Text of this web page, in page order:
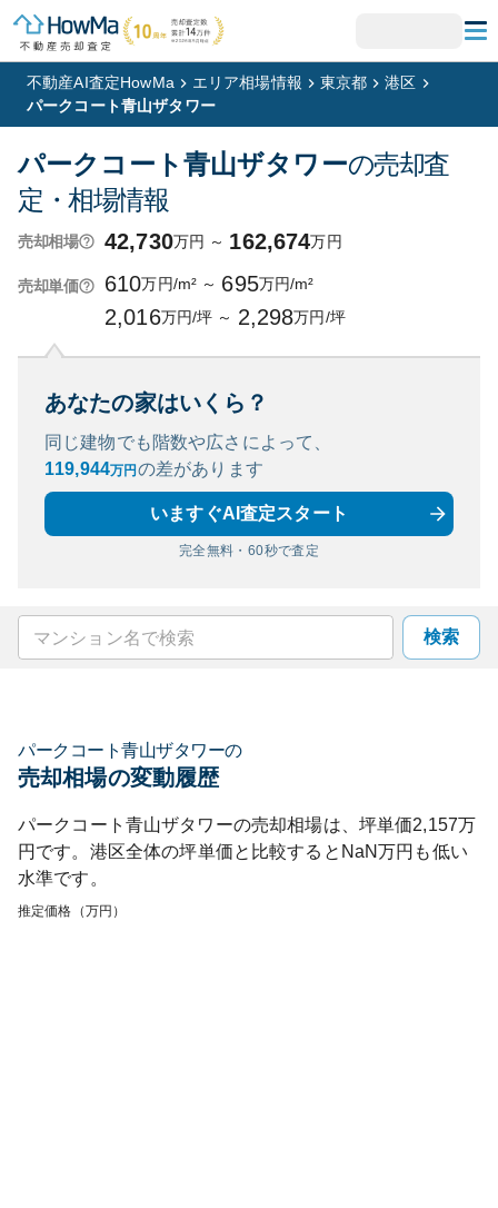
不動産AI査定HowMa エリア相場情報 東京都
港区
パークコート青山ザタワー
パークコート青山ザタワーの売却査
定・相場情報
売却相場 42,730万円 ～ 162,674万円
売却単価 610万円/m² ～ 695万円/m²
2,016万円/坪 ～ 2,298万円/坪
あなたの家はいくら？
同じ建物でも階数や広さによって、
119,944万円 の差があります
いますぐAI査定スタート
完全無料・60秒で査定
検索
パークコート青山ザタワーの
売却相場の変動履歴
パークコート青山ザタワーの売却相場は、坪単価2,157万
円です。 港区全体の坪単価と比較すると NaN万円も低い
水準です。
推定価格（万円）